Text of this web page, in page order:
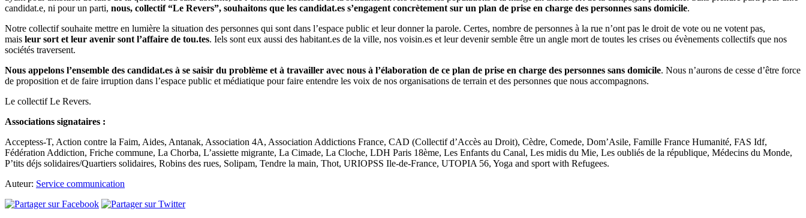
candidat.e, ni pour un parti, nous, collectif “Le Revers”, souhaitons que les candidat.es s’engagent concrètement sur un plan de prise en charge des personnes sans domicile.
Notre collectif souhaite mettre en lumière la situation des personnes qui sont dans l’espace public et leur donner la parole. Certes, nombre de personnes à la rue n’ont pas le droit de vote ou ne votent pas,
mais leur sort et leur avenir sont l’affaire de tou.tes. Iels sont eux aussi des habitant.es de la ville, nos voisin.es et leur devenir semble être un angle mort de toutes les crises ou évènements collectifs que nos
sociétés traversent.
Nous appelons l’ensemble des candidat.es à se saisir du problème et à travailler avec nous à l’élaboration de ce plan de prise en charge des personnes sans domicile. Nous n’aurons de cesse d’être force
de proposition et de faire irruption dans l’espace public et médiatique pour faire entendre les voix de nos organisations de terrain et des personnes que nous accompagnons.
Le collectif Le Revers.
Associations signataires :
Acceptess-T, Action contre la Faim, Aides, Antanak, Association 4A, Association Addictions France, CAD (Collectif d’Accès au Droit), Cèdre, Comede, Dom’Asile, Famille France Humanité, FAS Idf,
Fédération Addiction, Friche commune, La Chorba, L’assiette migrante, La Cimade, La Cloche, LDH Paris 18ème, Les Enfants du Canal, Les midis du Mie, Les oubliés de la république, Médecins du Monde,
P’tits déjs solidaires/Quartiers solidaires, Robins des rues, Solipam, Tendre la main, Thot, URIOPSS Ile-de-France, UTOPIA 56, Yoga and sport with Refugees.
Auteur: Service communication